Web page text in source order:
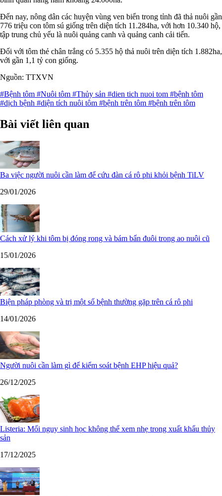
Đến nay, nông dân các huyện vùng ven biển trong tỉnh đã thả nuôi gần
776 triệu con tôm sú giống trên diện tích 11.284ha, với hơn 10.340 hộ,
tập trung chủ yếu là nuôi quảng canh và quảng canh cải tiến.
Đối với tôm thẻ chân trắng có 5.355 hộ thả nuôi trên diện tích 1.882ha,
với gần 1,1 tỷ con giống.
Nguồn: TTXVN
#Bệnh tôm #Nuôi tôm #Thủy sản #dien tich nuoi tom #bệnh tôm
#dịch bệnh #diện tích nuôi tôm #bệnh trên tôm #bệnh trên tôm
Bài viết liên quan
Ba việc người nuôi cần làm để cứu đàn cá rô phi khỏi bệnh TiLV
29/01/2026
Cách xử lý khi tôm bị đóng rong và bám bẩn đuôi trong ao nuôi cũ
15/01/2026
Biện pháp phòng và trị một số bệnh thường gặp trên cá rô phi
14/01/2026
Người nuôi cần làm gì để kiểm soát bệnh EHP hiệu quả?
26/12/2025
Listeria: Mối nguy sinh học không thể xem nhẹ trong xuất khẩu thủy
sản
17/12/2025